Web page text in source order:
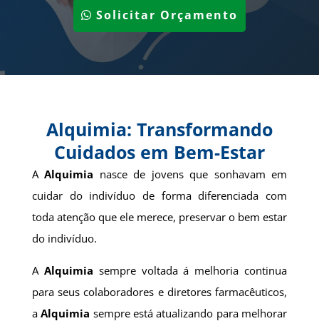
Solicitar Orçamento
Alquimia: Transformando
Cuidados em Bem-Estar
AAlquimia nasce de jovens que sonhavam em
cuidar do indivíduo de forma diferenciada com
toda atenção que ele merece, preservar o bem estar
do indivíduo.
A Alquimia sempre voltada á melhoria continua
para seus colaboradores e diretores farmacêuticos,
aAlquimia sempre está atualizando para melhorar